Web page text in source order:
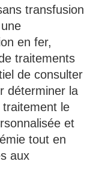
transfusion
en fer,
traitements
de consulter
déterminer la
traitement le
et
tout en
aux